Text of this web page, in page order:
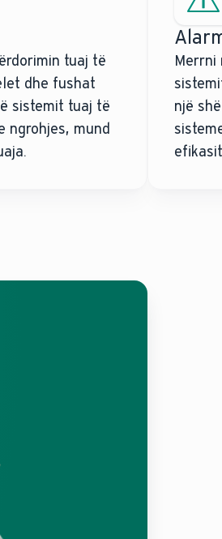
tuaj të
dhe fushat
sistemit tuaj të
ngrohjes, mund
Merrni
një